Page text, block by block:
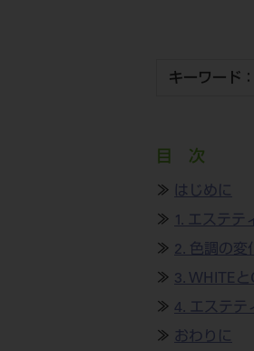
キーワード
目 次
≫
はじめに
≫ 1. エステテ
≫ 2. 色調の変
≫ 3. WHITEと
≫ 4. エステテ
≫ おわりに